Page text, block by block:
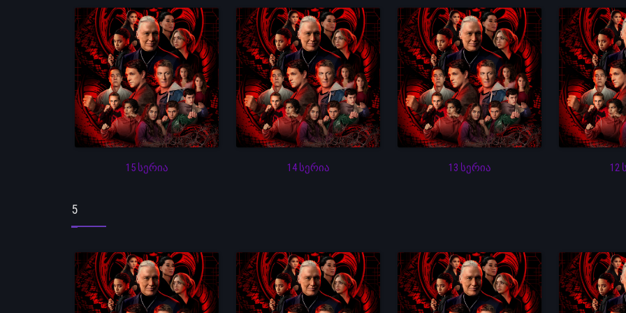
15 სერია 14 სერია 13 სერია 12
5